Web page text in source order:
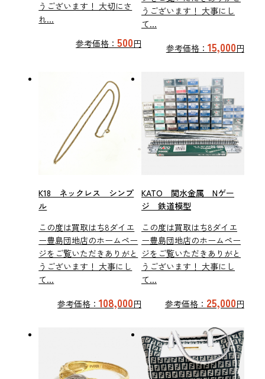
うございます！ 大切にさ
れ...
参考価格： 500円
うございます！ 大事にし
て...
参考価格： 15,000円
K18 ネックレス シンプ
ル
この度は買取はち8ダイエ
ー豊島団地店のホームペー
ジをご覧いただきありがと
うございます！ 大事にし
て...
参考価格： 108,000円
KATO 関水金属 Nゲー
ジ 鉄道模型
この度は買取はち8ダイエ
ー豊島団地店のホームペー
ジをご覧いただきありがと
うございます！ 大事にし
て...
参考価格： 25,000円